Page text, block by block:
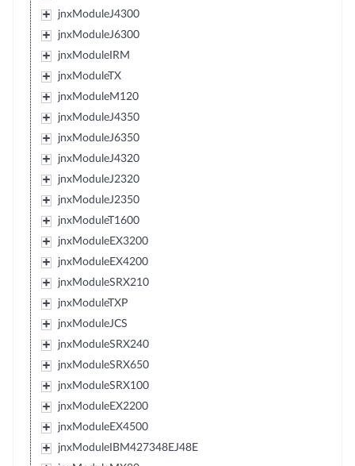
jnxModuleJ4300
jnxModuleJ6300
jnxModuleIRM
jnxModuleTX
jnxModuleM120
jnxModuleJ4350
jnxModuleJ6350
jnxModuleJ4320
jnxModuleJ2320
jnxModuleJ2350
jnxModuleT1600
jnxModuleEX3200
jnxModuleEX4200
jnxModuleSRX210
jnxModuleTXP
jnxModuleJCS
jnxModuleSRX240
jnxModuleSRX650
jnxModuleSRX100
jnxModuleEX2200
jnxModuleEX4500
jnxModuleIBM427348EJ48E